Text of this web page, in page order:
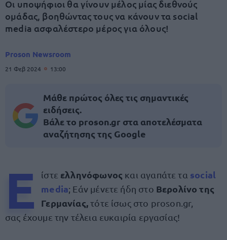
Οι υποψήφιοι θα γίνουν μέλος μίας διεθνούς
ομάδας, βοηθώντας τους να κάνουν τα social
media ασφαλέστερο μέρος για όλους!
Proson Newsroom
21 Φεβ 2024 13:00
Μάθε πρώτος όλες τις σημαντικές
ειδήσεις.
Βάλε το proson.gr στα αποτελέσματα
αναζήτησης της Google
Ε ίστε ελληνόφωνος και αγαπάτε τα social
media; Εάν μένετε ήδη στο Βερολίνο της
Γερμανίας,τότε ίσως στο proson.gr,
σας έχουμε την τέλεια ευκαιρία εργασίας!